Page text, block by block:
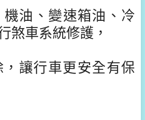
油、變速箱油、冷
煞車系統修護，
讓行車更安全有保